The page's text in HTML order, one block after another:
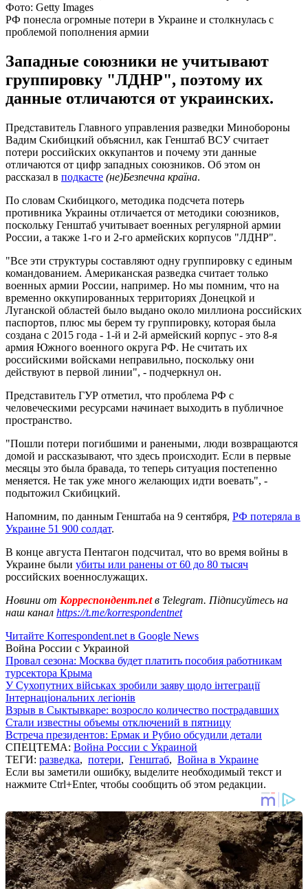
Фото: Getty Images
РФ понесла огромные потери в Украине и столкнулась с
проблемой пополнения армии
Западные союзники не учитывают
группировку "ЛДНР", поэтому их
данные отличаются от украинских.
Представитель Главного управления разведки Минобороны
Вадим Скибицкий объяснил, как Генштаб ВСУ считает
потери российских оккупантов и почему эти данные
отличаются от цифр западных союзников. Об этом он
рассказал в подкасте (не)Безпечна країна.
По словам Скибицкого, методика подсчета потерь
противника Украины отличается от методики союзников,
поскольку Генштаб учитывает военных регулярной армии
России, а также 1-го и 2-го армейских корпусов "ЛДНР".
"Все эти структуры составляют одну группировку с единым
командованием. Американская разведка считает только
военных армии России, например. Но мы помним, что на
временно оккупированных территориях Донецкой и
Луганской областей было выдано около миллиона российских
паспортов, плюс мы берем ту группировку, которая была
создана с 2015 года - 1-й и 2-й армейский корпус - это 8-я
армия Южного военного округа РФ. Не считать их
российскими войсками неправильно, поскольку они
действуют в первой линии", - подчеркнул он.
Представитель ГУР отметил, что проблема РФ с
человеческими ресурсами начинает выходить в публичное
пространство.
"Пошли потери погибшими и ранеными, люди возвращаются
домой и рассказывают, что здесь происходит. Если в первые
месяцы это была бравада, то теперь ситуация постепенно
меняется. Не так уже много желающих идти воевать", -
подытожил Скибицкий.
Напомним, по данным Генштаба на 9 сентября, РФ потеряла в
Украине 51 900 солдат.
В конце августа Пентагон подсчитал, что во время войны в
Украине были убиты или ранены от 60 до 80 тысяч
российских военнослужащих.
Новини от Корреспондент.netв Telegram. Підписуйтесь на
наш канал https://t.me/korrespondentnet
Читайте Korrespondent.net в Google News
Война России с Украиной
Провал сезона: Москва будет платить пособия работникам
турсектора Крыма
У Сухопутних військах зробили заяву щодо інтеграції
Інтернаціональних легіонів
Взрыв в Сыктывкаре: возросло количество пострадавших
Стали известны объемы отключений в пятницу
Встреча президентов: Ермак и Рубио обсудили детали
СПЕЦТЕМА: Война России с Украиной
ТЕГИ: разведка, потери, Генштаб, Война в Украине
Если вы заметили ошибку, выделите необходимый текст и
нажмите Ctrl+Enter, чтобы сообщить об этом редакции.